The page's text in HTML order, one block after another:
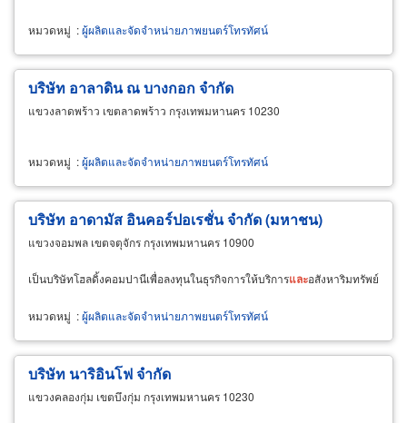
หมวดหมู่ :ผู้ผลิตและจัดจำหน่ายภาพยนตร์โทรทัศน์
บริษัท อาลาดิน ณ บางกอก จำกัด
แขวงลาดพร้าว เขตลาดพร้าว กรุงเทพมหานคร 10230
หมวดหมู่ :ผู้ผลิตและจัดจำหน่ายภาพยนตร์โทรทัศน์
บริษัท อาดามัส อินคอร์ปอเรชั่น จำกัด (มหาชน)
แขวงจอมพล เขตจตุจักร กรุงเทพมหานคร 10900
เป็นบริษัทโฮลดิ้งคอมปานีเพื่อลงทุนในธุรกิจการให้บริการและอสังหาริมทรัพย์
หมวดหมู่ :ผู้ผลิตและจัดจำหน่ายภาพยนตร์โทรทัศน์
บริษัท นาริอินโฟ จำกัด
แขวงคลองกุ่ม เขตบึงกุ่ม กรุงเทพมหานคร 10230